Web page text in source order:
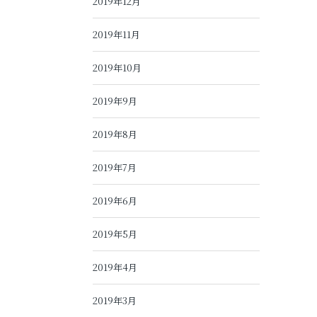
2019年11月
2019年10月
2019年9月
2019年8月
2019年7月
2019年6月
2019年5月
2019年4月
2019年3月